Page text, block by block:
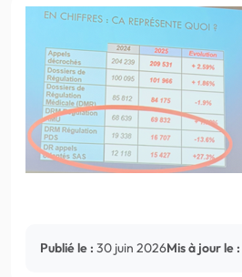
Publié le : 30 juin 2026Mis à jour le :